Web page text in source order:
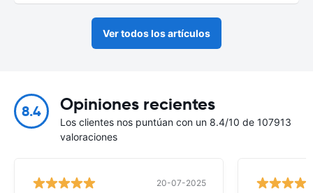
Ver todos los artículos
8.4 Opiniones recientes
Los clientes nos puntúan con un 8.4/10 de 107913
valoraciones
20-07-2025